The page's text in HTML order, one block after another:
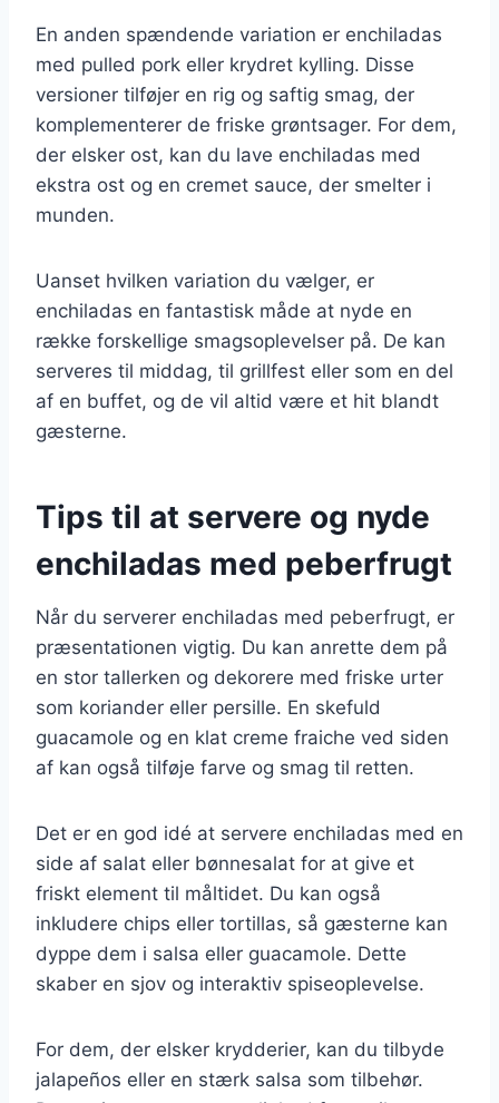
En anden spændende variation er enchiladas
med pulled pork eller krydret kylling. Disse
versioner tilføjer en rig og saftig smag, der
komplementerer de friske grøntsager. For dem,
der elsker ost, kan du lave enchiladas med
ekstra ost og en cremet sauce, der smelter i
munden.
Uanset hvilken variation du vælger, er
enchiladas en fantastisk måde at nyde en
række forskellige smagsoplevelser på. De kan
serveres til middag, til grillfest eller som en del
af en buffet, og de vil altid være et hit blandt
gæsterne.
Tips til at servere og nyde
enchiladas med peberfrugt
Når du serverer enchiladas med peberfrugt, er
præsentationen vigtig. Du kan anrette dem på
en stor tallerken og dekorere med friske urter
som koriander eller persille. En skefuld
guacamole og en klat creme fraiche ved siden
af kan også tilføje farve og smag til retten.
Det er en god idé at servere enchiladas med en
side af salat eller bønnesalat for at give et
friskt element til måltidet. Du kan også
inkludere chips eller tortillas, så gæsterne kan
dyppe dem i salsa eller guacamole. Dette
skaber en sjov og interaktiv spiseoplevelse.
For dem, der elsker krydderier, kan du tilbyde
jalapeños eller en stærk salsa som tilbehør.